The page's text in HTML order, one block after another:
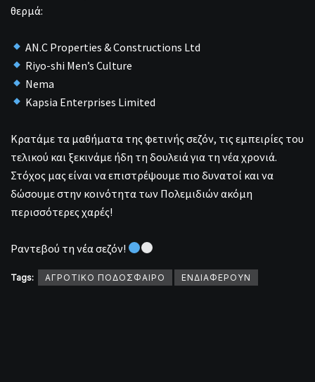
θερμά:
AN.C Properties & Constructions Ltd
Riyo-shi Men’s Culture
Nema
Kapsia Enterprises Limited
Κρατάμε τα μαθήματα της φετινής σεζόν, τις εμπειρίες του
τελικού και ξεκινάμε ήδη τη δουλειά για τη νέα χρονιά.
Στόχος μας είναι να επιστρέψουμε πιο δυνατοί και να
δώσουμε στην κοινότητα των Πολεμιδιών ακόμη
περισσότερες χαρές!
Ραντεβού τη νέα σεζόν!
Tags: ΑΓΡΟΤΙΚΟ ΠΟΔΟΣΦΑΙΡΟ ΕΝΔΙΑΦΕΡΟΥΝ